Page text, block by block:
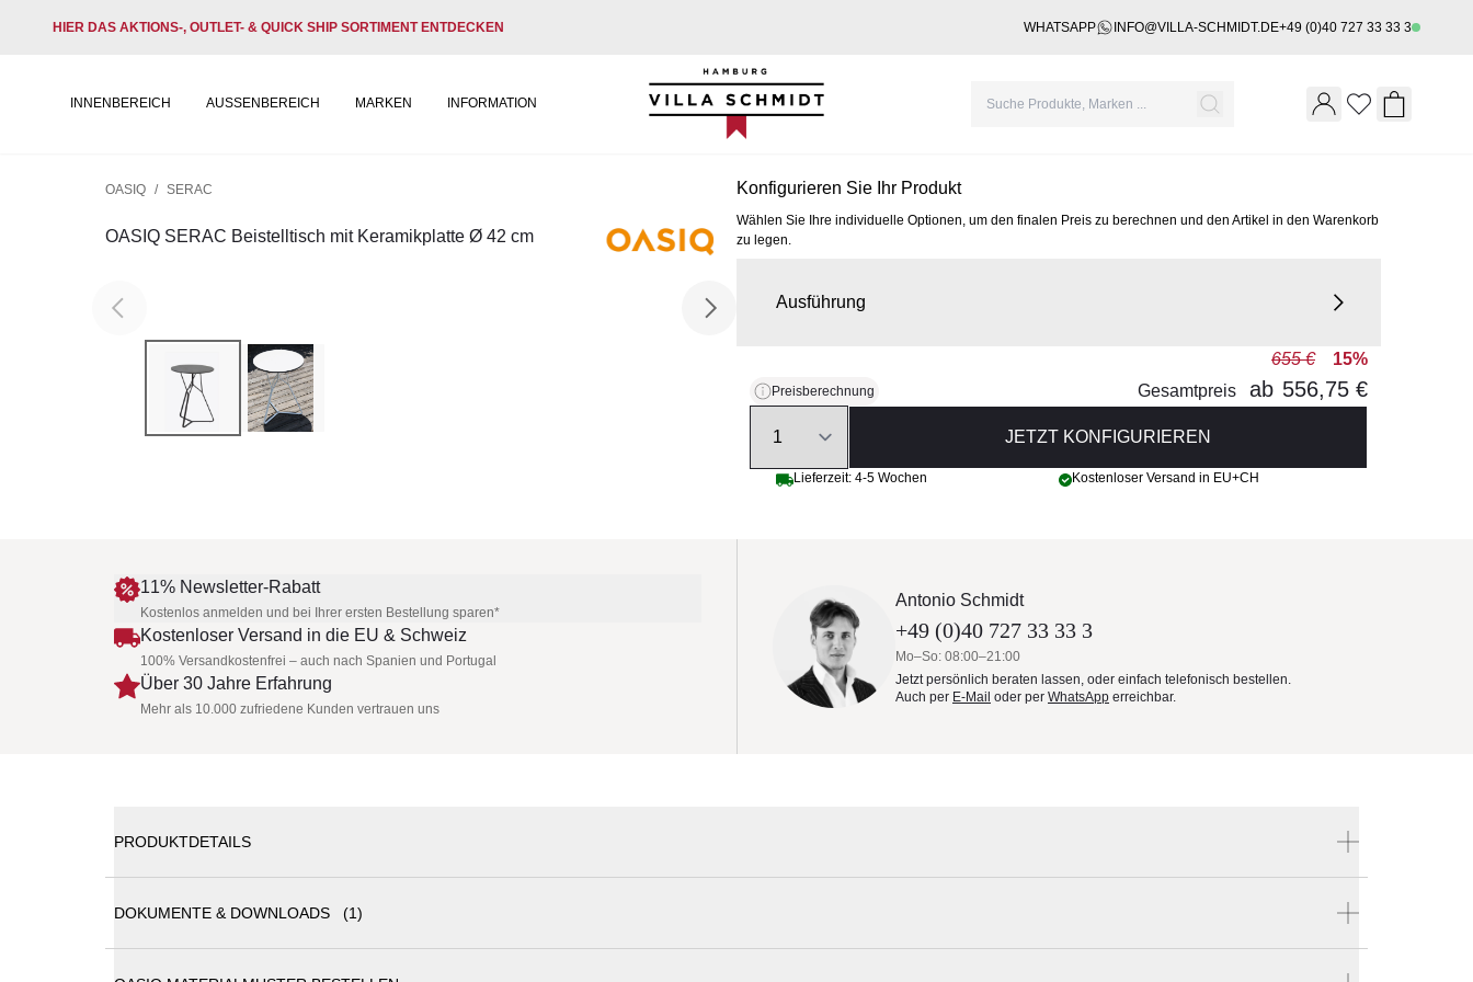
HIER DAS AKTIONS-, OUTLET- & QUICK SHIP SORTIMENT ENTDECKEN WHATSAPP INFO@VILLA-SCHMIDT.DE+49 (0)40 727 33 33 3
INNENBEREICH AUSSENBEREICH MARKEN INFORMATION
Villa Schmidt
Wishlist
OASIQ / SERAC
OASIQ SERAC Beistelltisch mit Keramikplatte Ø 42 cm
Konfigurieren Sie Ihr Produkt
Wählen Sie Ihre individuelle Optionen, um den finalen Preis zu berechnen und den Artikel in den Warenkorb
zu legen.
Ausführung
Preisberechnung
655 €
15%
Gesamtpreis
ab 556,75 €
JETZT KONFIGURIEREN
Lieferzeit: 4-5 Wochen Kostenloser Versand in EU+CH
11% Newsletter-Rabatt
Kostenlos anmelden und bei Ihrer ersten Bestellung sparen*
Kostenloser Versand in die EU & Schweiz
100% Versandkostenfrei – auch nach Spanien und Portugal
Über 30 Jahre Erfahrung
Mehr als 10.000 zufriedene Kunden vertrauen uns
Antonio Schmidt
+49 (0)40 727 33 33 3
Mo–So: 08:00–21:00
Jetzt persönlich beraten lassen, oder einfach telefonisch bestellen.
Auch per E-Mail oder per WhatsApp erreichbar.
PRODUKTDETAILS
DOKUMENTE & DOWNLOADS (1)